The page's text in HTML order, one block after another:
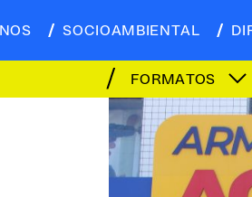
SOCIOAMBIENTAL
FORMATOS